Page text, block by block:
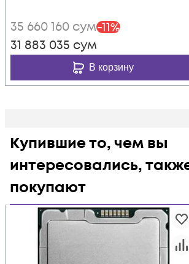
35 660 160 сум-11%
31 883 035 сум
В корзину
Купившие то, чем вы
интересовались,
покупают